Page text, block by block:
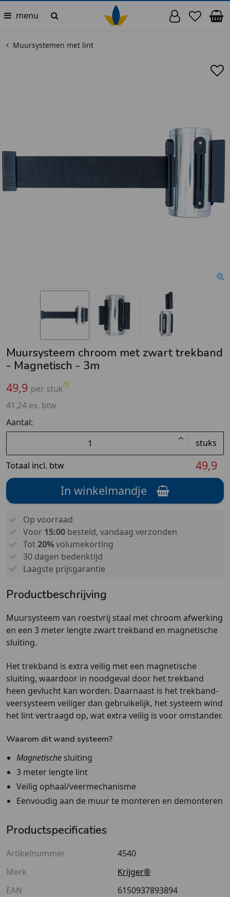
menu
Muursystemen met lint
Muursysteem chroom met zwart trekband
- Magnetisch - 3m
49,9 per stuk
41,24 ex. btw
Aantal:
stuks
Totaal incl. btw
49,9
In winkelmandje
Op voorraad
Voor 15:00besteld, vandaag verzonden
Tot20%volumekorting
30 dagen bedenktijd
Laagste prijsgarantie
Productbeschrijving
Muursysteem van roestvrij staal met chroom afwerking
en een 3 meter lengtezwart trekband en magnetische
sluiting.
Het trekband is extra veilig met een magnetische
sluiting, waardoor in noodgeval door het trekband
heen gevlucht kan worden. Daarnaast is het trekband-
veersysteem veiliger dan gebruikelijk, het systeem wind
het lint vertraagd op, wat extra veilig is voor omstander.
Waarom dit wand systeem?
Magnetische sluiting
3 meter lengte lint
Veilig ophaal/veermechanisme
Eenvoudig aan de muur te monteren en demonteren
Productspecificaties
Artikelnummer
4540
Merk
Krijger®
EAN
6150937893894